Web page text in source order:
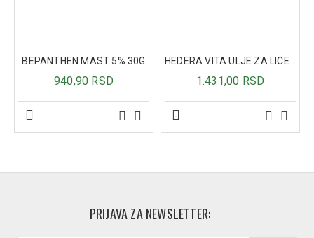
BEPANTHEN MAST 5% 30G
940,90 RSD 1.431,00 RSD
PRIJAVA ZA NEWSLETTER: